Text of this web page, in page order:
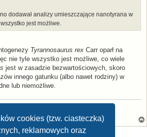
cookies (tzw. ciasteczka)
reklamowych oraz
dodawał analizy umieszczające nanotyrana w
jest możliwe.
Tyrannosaurus rex Carr oparł na
nie tyle wszystko jest możliwe, co wiele
jest w zasadzie bezwartościowych, skoro
innego gatunku (albo nawet rodziny) w
lub niemożliwe.